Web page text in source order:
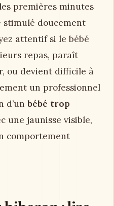
premières minutes
stimulé doucement
attentif si le bébé
repas, paraît
ou devient difficile à
un professionnel
d’unbébé trop
une jaunisse visible,
comportement